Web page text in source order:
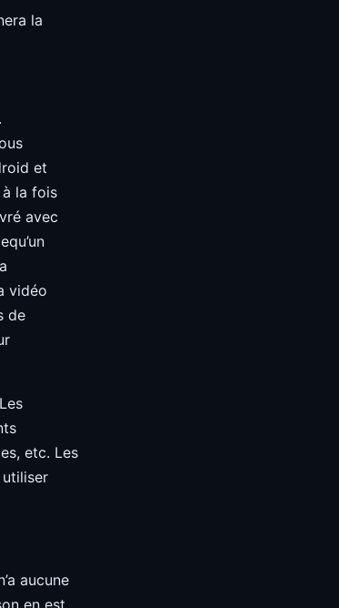
la
et
la fois
avec
vidéo
de
etc. Les
aucune